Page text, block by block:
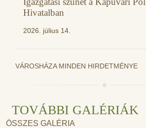
Hivatalban
2026. július 14.
VÁROSHÁZA MINDEN HIRDETMÉNYE
TOVÁBBI GALÉRIÁK
ÖSSZES GALÉRIA